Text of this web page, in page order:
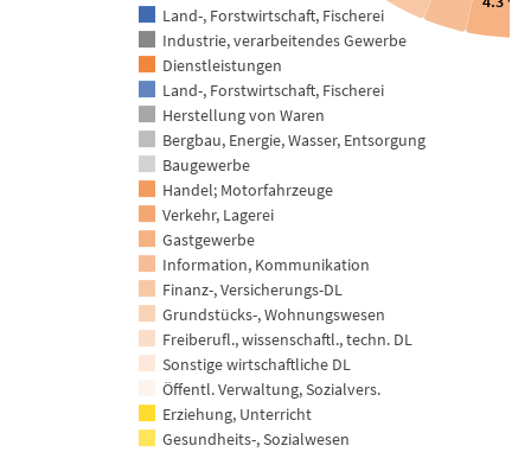
Land-, Forstwirtschaft, Fischerei
Industrie, verarbeitendes Gewerbe
Dienstleistungen
Land-, Forstwirtschaft, Fischerei
Herstellung von Waren
Bergbau, Energie, Wasser, Entsorgung
Baugewerbe
Handel; Motorfahrzeuge
Verkehr, Lagerei
Gastgewerbe
Information, Kommunikation
Finanz-, Versicherungs-DL
Grundstücks-, Wohnungswesen
Freiberufl., wissenschaftl., techn. DL
Sonstige wirtschaftliche DL
Öffentl. Verwaltung, Sozialvers.
Erziehung, Unterricht
Gesundheits-, Sozialwesen